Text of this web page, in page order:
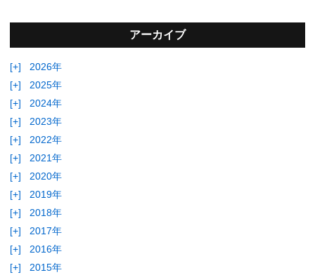
アーカイブ
[+]
2026年
[+]
2025年
[+]
2024年
[+]
2023年
[+]
2022年
[+]
2021年
[+]
2020年
[+]
2019年
[+]
2018年
[+]
2017年
[+]
2016年
[+]
2015年